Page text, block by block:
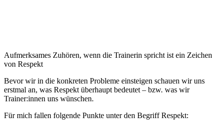
Aufmerksames Zuhören, wenn die Trainerin spricht ist ein Zeichen
von Respekt
Bevor wir in die konkreten Probleme einsteigen schauen wir uns
erstmal an, was Respekt überhaupt bedeutet – bzw. was wir
Trainer:innen uns wünschen.
Für mich fallen folgende Punkte unter den Begriff Respekt: